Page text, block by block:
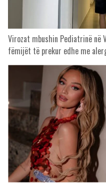
Virozat mbushin Pediatrinë në
fëmijët të prekur edhe me